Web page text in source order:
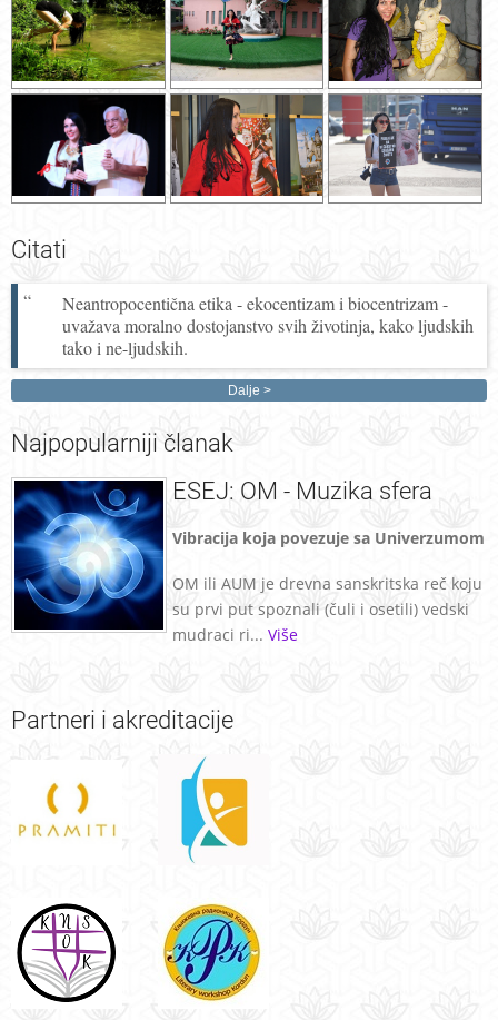
Citati
Neantropocentična etika - ekocentizam i biocentrizam -
uvažava moralno dostojanstvo svih životinja, kako ljudskih
tako i ne-ljudskih.
Dalje
Najpopularniji članak
ESEJ: OM - Muzika sfera
Vibracija koja povezuje sa Univerzumom
OM ili AUM je drevna sanskritska reč koju
su prvi put spoznali (čuli i osetili) vedski
mudraci ri... Više
Partneri i akreditacije